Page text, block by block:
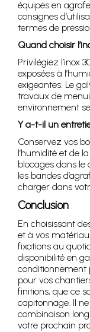
équipés en
consignes
termes de
Quand choisir
Privilégiez l’inox
exposées à
exigeantes. Le
travaux de
environnement
Y a-t-il un
Conservez vos
l’humidité et de
blocages dans le
les bandes
charger dans
Conclusion
En choisissant
et à vos
fixations au
disponibilité en
conditionnement
pour vos
finitions, que ce
capitonnage. Il
combinaison
votre prochain